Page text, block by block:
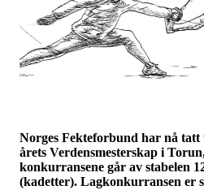
Norges Fekteforbund har nå
årets Verdensmesterskap i
konkurransene går av stabelen
(kadetter). Lagkonkurransen er